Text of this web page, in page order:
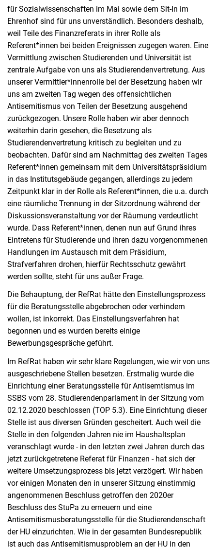
für Sozialwissenschaften im Mai sowie dem Sit-In im
Ehrenhof sind für uns unverständlich. Besonders deshalb,
weil Teile des Finanzreferats in ihrer Rolle als
Referent*innen bei beiden Ereignissen zugegen waren. Eine
Vermittlung zwischen Studierenden und Universität ist
zentrale Aufgabe von uns als Studierendenvertretung. Aus
unserer Vermittler*innenrolle bei der Besetzung haben wir
uns am zweiten Tag wegen des offensichtlichen
Antisemitismus von Teilen der Besetzung ausgehend
zurückgezogen. Unsere Rolle haben wir aber dennoch
weiterhin darin gesehen, die Besetzung als
Studierendenvertretung kritisch zu begleiten und zu
beobachten. Dafür sind am Nachmittag des zweiten Tages
Referent*innen gemeinsam mit dem Universitätspräsidium
in das Institutsgebäude gegangen, allerdings zu jedem
Zeitpunkt klar in der Rolle als Referent*innen, die u.a. durch
eine räumliche Trennung in der Sitzordnung während der
Diskussionsveranstaltung vor der Räumung verdeutlicht
wurde. Dass Referent*innen, denen nun auf Grund ihres
Eintretens für Studierende und ihren dazu vorgenommenen
Handlungen im Austausch mit dem Präsidium,
Strafverfahren drohen, hierfür Rechtsschutz gewährt
werden sollte, steht für uns außer Frage.
Die Behauptung, der RefRat hätte den Einstellungsprozess
für die Beratungsstelle abgebrochen oder verhindern
wollen, ist inkorrekt. Das Einstellungsverfahren hat
begonnen und es wurden bereits einige
Bewerbungsgespräche geführt.
Im RefRat haben wir sehr klare Regelungen, wie wir von uns
ausgeschriebene Stellen besetzen. Erstmalig wurde die
Einrichtung einer Beratungsstelle für Antisemtismus im
SSBS vom 28. Studierendenparlament in der Sitzung vom
02.12.2020 beschlossen (TOP 5.3). Eine Einrichtung dieser
Stelle ist aus diversen Gründen gescheitert. Auch weil die
Stelle in den folgenden Jahren nie im Haushaltsplan
veranschlagt wurde - in den letzten zwei Jahren durch das
jetzt zurückgetretene Referat für Finanzen - hat sich der
weitere Umsetzungsprozess bis jetzt verzögert. Wir haben
vor einigen Monaten den in unserer Sitzung einstimmig
angenommenen Beschluss getroffen den 2020er
Beschluss des StuPa zu erneuern und eine
Antisemitismusberatungsstelle für die Studierendenschaft
der HU einzurichten. Wie in der gesamten Bundesrepublik
ist auch das Antisemitismusproblem an der HU in den